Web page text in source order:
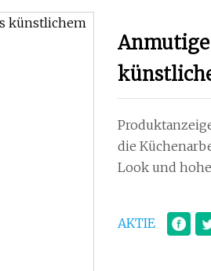
die
Look und hohe
AKTIE